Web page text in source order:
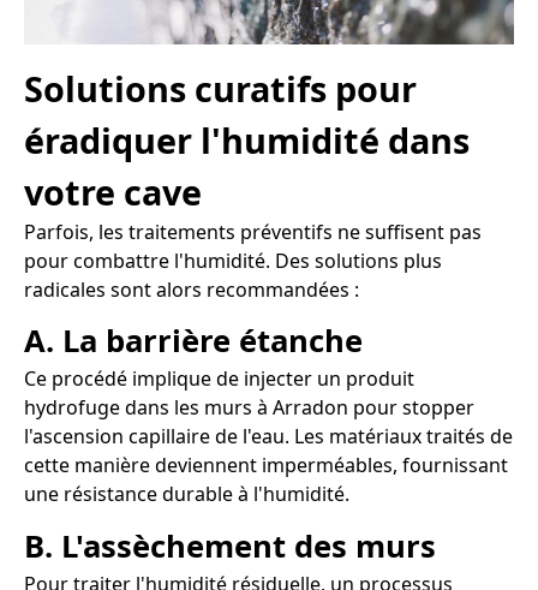
Solutions curatifs pour
éradiquer l'humidité dans
votre cave
Parfois, les traitements préventifs ne suffisent pas
pour combattre l'humidité. Des solutions plus
radicales sont alors recommandées :
A. La barrière étanche
Ce procédé implique de injecter un produit
hydrofuge dans les murs à Arradon pour stopper
l'ascension capillaire de l'eau. Les matériaux traités de
cette manière deviennent imperméables, fournissant
une résistance durable à l'humidité.
B. L'assèchement des murs
Pour traiter l'humidité résiduelle, un processus